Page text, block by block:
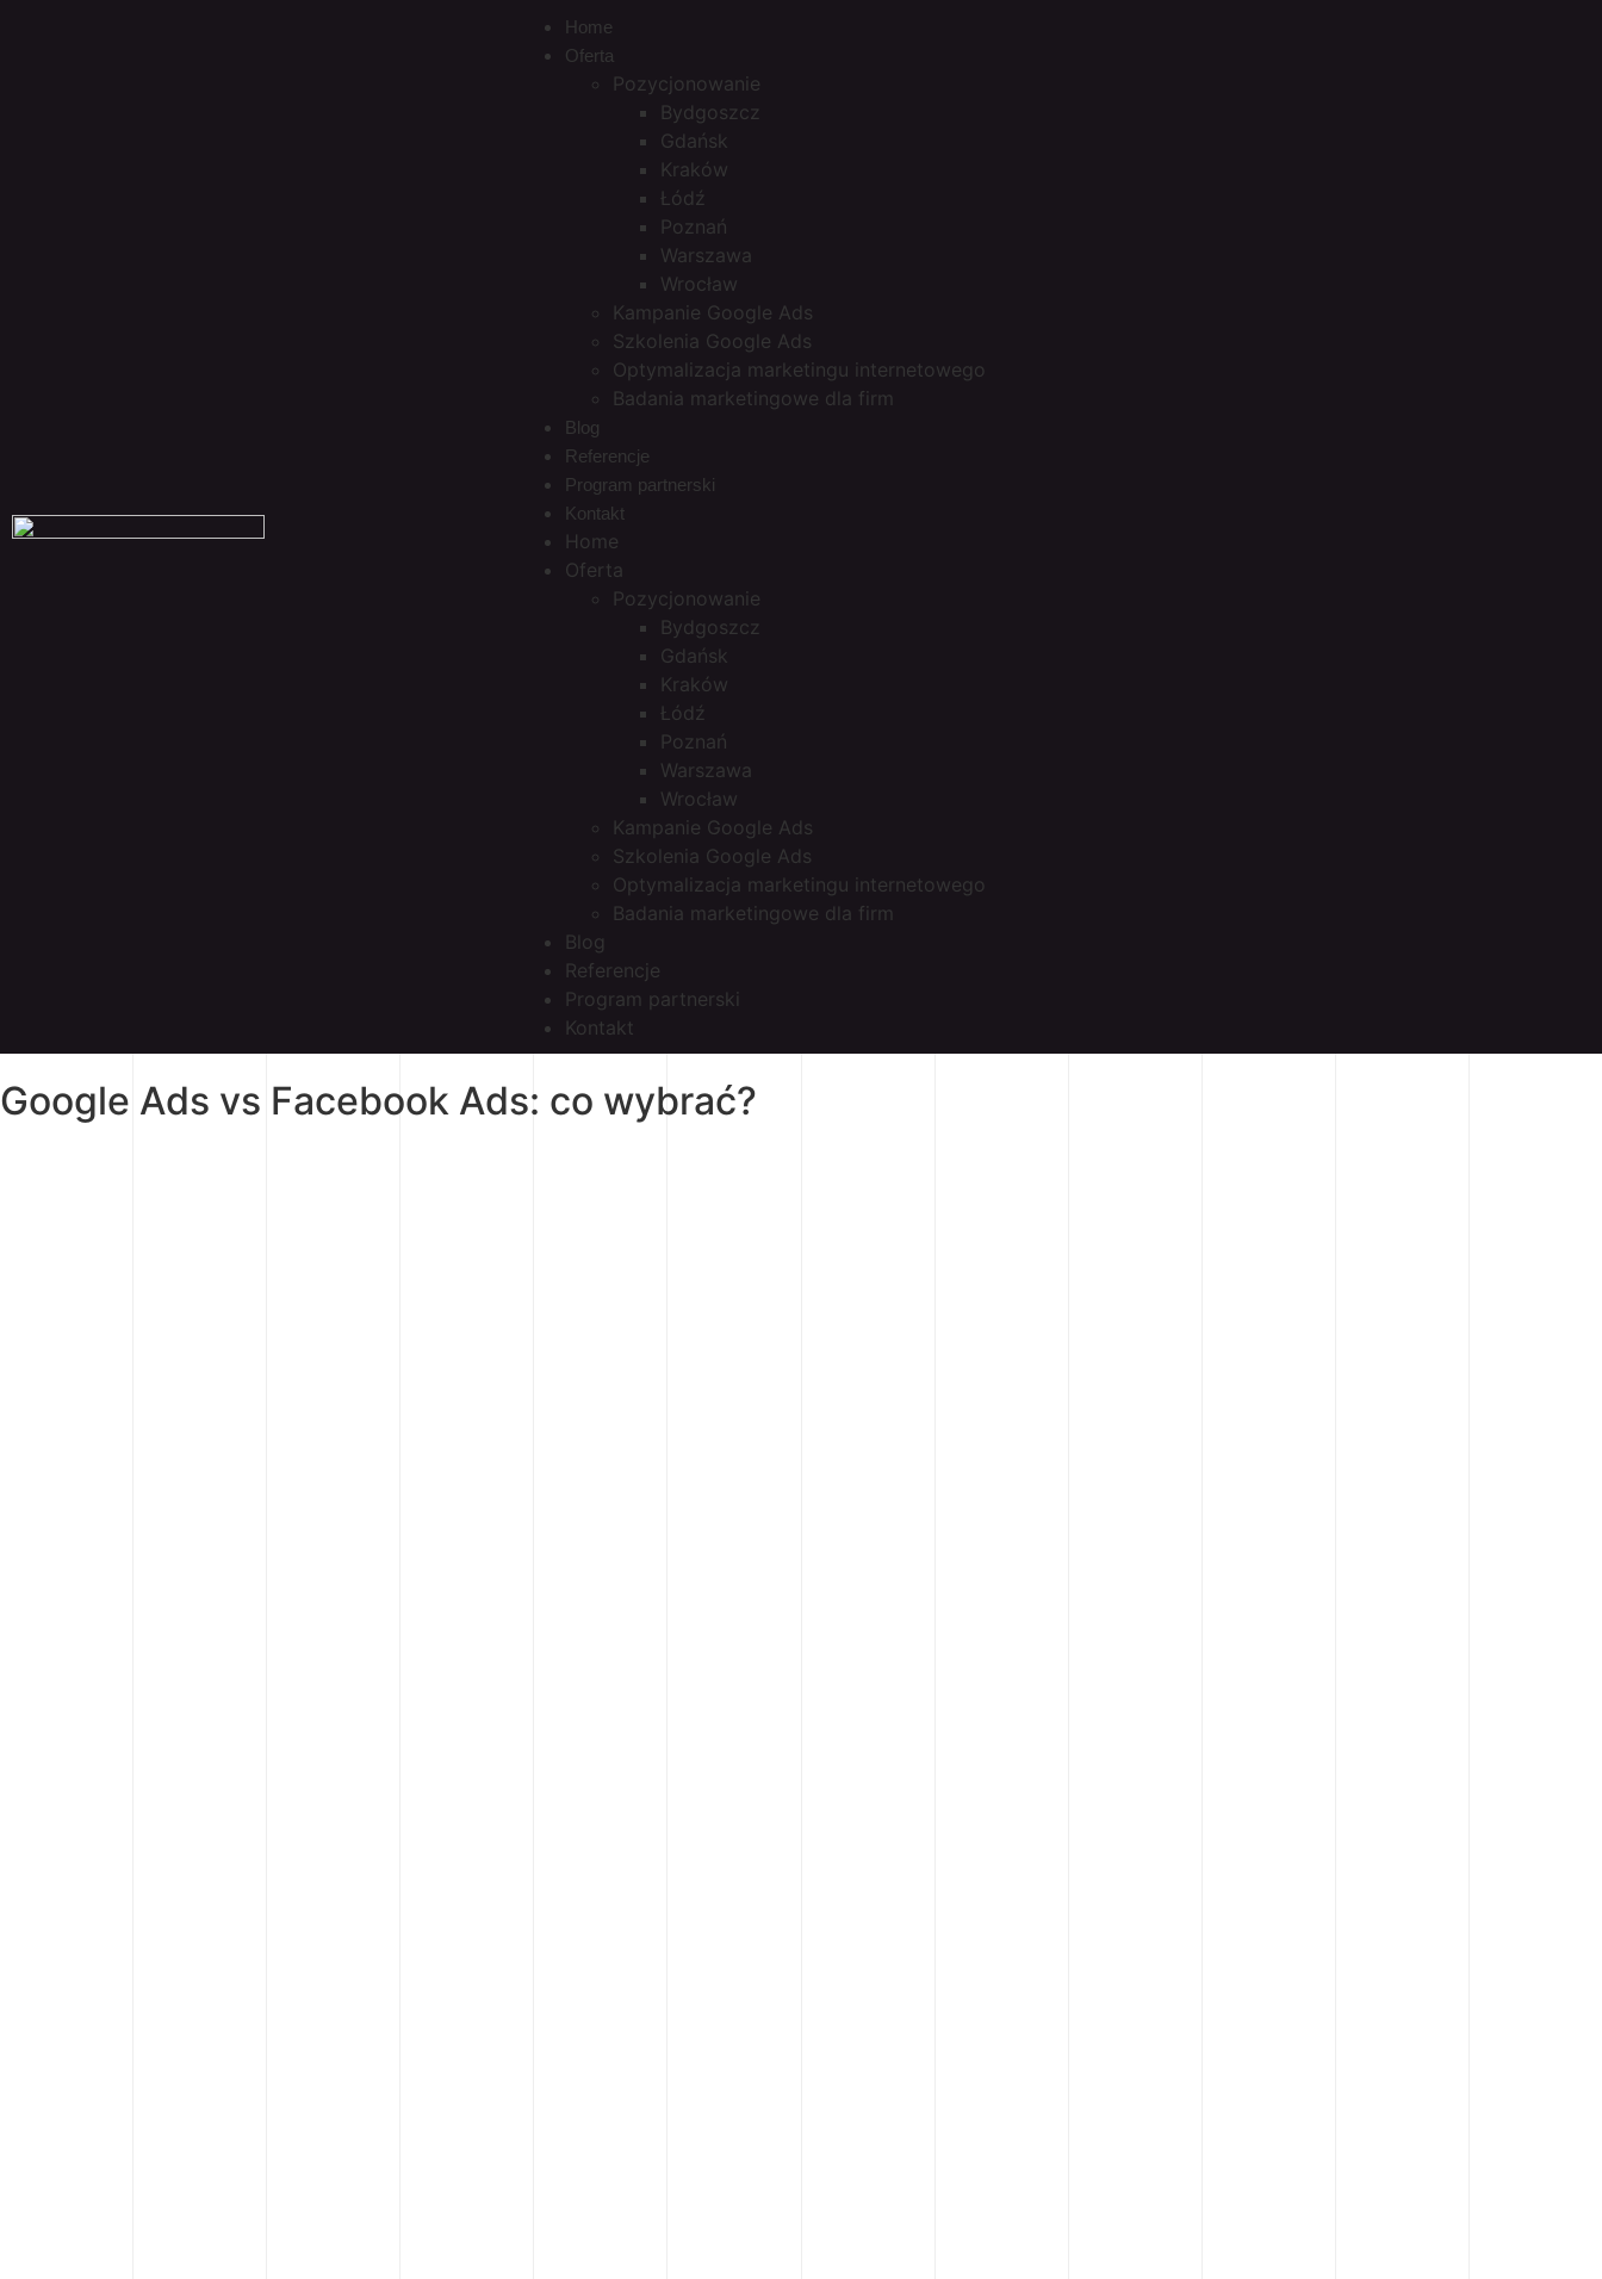
Home
Oferta
Pozycjonowanie
Bydgoszcz
Gdańsk
Kraków
Łódź
Poznań
Warszawa
Wrocław
Kampanie Google Ads
Szkolenia Google Ads
Optymalizacja marketingu internetowego
Badania marketingowe dla firm
Blog
Referencje
Program partnerski
Kontakt
Home
Oferta
Pozycjonowanie
Bydgoszcz
Gdańsk
Kraków
Łódź
Poznań
Warszawa
Wrocław
Kampanie Google Ads
Szkolenia Google Ads
Optymalizacja marketingu internetowego
Badania marketingowe dla firm
Blog
Referencje
Program partnerski
Kontakt
Google Ads vs Facebook Ads: co wybrać?